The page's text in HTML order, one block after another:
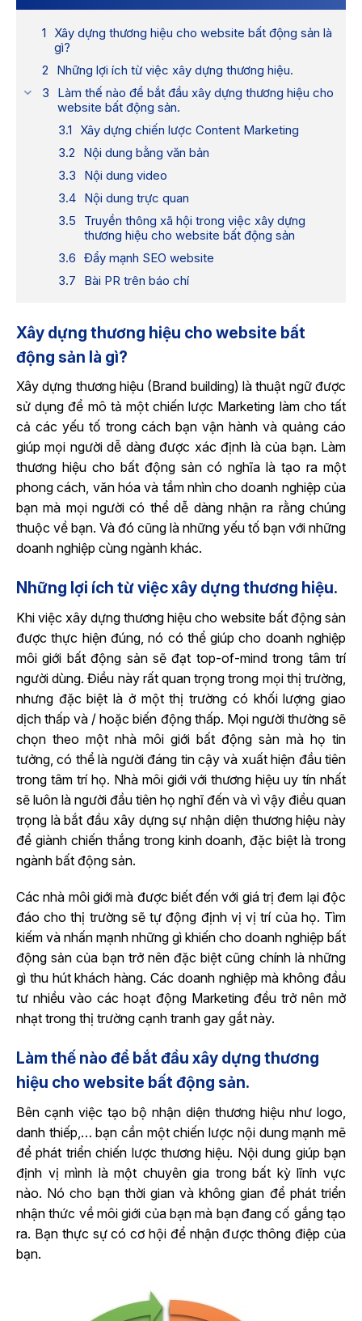
Xây dựng thương hiệu cho website bất động sản là
gì?
Những lợi ích từ việc xây dựng thương hiệu.
Làm thế nào để bắt đầu xây dựng thương hiệu cho
website bất động sản.
Xây dựng chiến lược Content Marketing
Nội dung bằng văn bản
Nội dung video
Nội dung trực quan
Truyền thông xã hội trong việc xây dựng
thương hiệu cho website bất động sản
Đẩy mạnh SEO website
Bài PR trên báo chí
Xây dựng thương hiệu cho website bất
động sản là gì?
Xây dựng thương hiệu (Brand building) là thuật ngữ được
sử dụng để mô tả một chiến lược Marketing làm cho tất
cả các yếu tố trong cách bạn vận hành và quảng cáo
giúp mọi người dễ dàng được xác định là của bạn. Làm
thương hiệu cho bất động sản có nghĩa là tạo ra một
phong cách, văn hóa và tầm nhìn cho doanh nghiệp của
bạn mà mọi người có thể dễ dàng nhận ra rằng chúng
thuộc về bạn. Và đó cũng là những yếu tố bạn với những
doanh nghiệp cùng ngành khác.
Những lợi ích từ việc xây dựng thương hiệu.
Khi việc xây dựng thương hiệu cho website bất động sản
được thực hiện đúng, nó có thể giúp cho doanh nghiệp
môi giới bất động sản sẽ đạt top-of-mind trong tâm trí
người dùng. Điều này rất quan trọng trong mọi thị trường,
nhưng đặc biệt là ở một thị trường có khối lượng giao
dịch thấp và / hoặc biến động thấp. Mọi người thường sẽ
chọn theo một nhà môi giới bất động sản mà họ tin
tưởng, có thể là người đáng tin cậy và xuất hiện đầu tiên
trong tâm trí họ. Nhà môi giới với thương hiệu uy tín nhất
sẽ luôn là người đầu tiên họ nghĩ đến và vì vậy điều quan
trọng là bắt đầu xây dựng sự nhận diện thương hiệu này
để giành chiến thắng trong kinh doanh, đặc biệt là trong
ngành bất động sản.
Các nhà môi giới mà được biết đến với giá trị đem lại độc
đáo cho thị trường sẽ tự động định vị vị trí của họ. Tìm
kiếm và nhấn mạnh những gì khiến cho doanh nghiệp bất
động sản của bạn trở nên đặc biệt cũng chính là những
gì thu hút khách hàng. Các doanh nghiệp mà không đầu
tư nhiều vào các hoạt động Marketing đều trở nên mở
nhạt trong thị trường cạnh tranh gay gắt này.
Làm thế nào để bắt đầu xây dựng thương
hiệu cho website bất động sản.
Bên cạnh việc tạo bộ nhận diện thương hiệu như logo,
danh thiếp,… bạn cần một chiến lược nội dung mạnh mẽ
để phát triển chiến lược thương hiệu. Nội dung giúp bạn
định vị mình là một chuyên gia trong bất kỳ lĩnh vực
nào. Nó cho bạn thời gian và không gian để phát triển
nhận thức về môi giới của bạn mà bạn đang cố gắng tạo
ra. Bạn thực sự có cơ hội để nhận được thông điệp của
bạn.